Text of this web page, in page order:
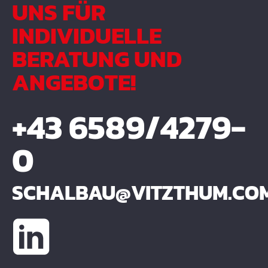
UNS FÜR
INDIVIDUELLE
BERATUNG UND
ANGEBOTE!
+43 6589/4279-
0